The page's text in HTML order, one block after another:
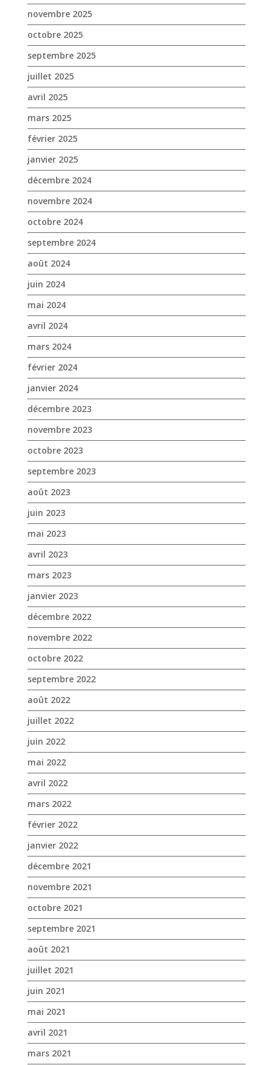
novembre 2025
octobre 2025
septembre 2025
juillet 2025
avril 2025
mars 2025
février 2025
janvier 2025
décembre 2024
novembre 2024
octobre 2024
septembre 2024
août 2024
juin 2024
mai 2024
avril 2024
mars 2024
février 2024
janvier 2024
décembre 2023
novembre 2023
octobre 2023
septembre 2023
août 2023
juin 2023
mai 2023
avril 2023
mars 2023
janvier 2023
décembre 2022
novembre 2022
octobre 2022
septembre 2022
août 2022
juillet 2022
juin 2022
mai 2022
avril 2022
mars 2022
février 2022
janvier 2022
décembre 2021
novembre 2021
octobre 2021
septembre 2021
août 2021
juillet 2021
juin 2021
mai 2021
avril 2021
mars 2021